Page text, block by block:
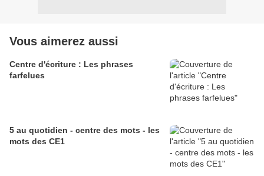
Vous aimerez aussi
Centre d'écriture : Les phrases
farfelues
5 au quotidien - centre des mots - les
mots des CE1